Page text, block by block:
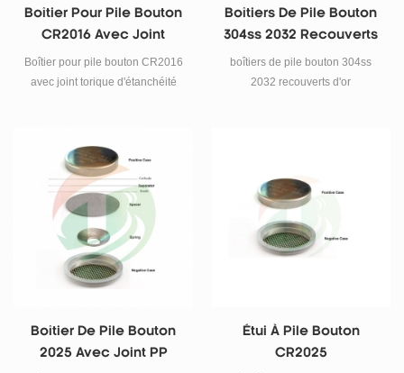
Boîtier Pour Pile Bouton
CR2016 Avec Joint
Torique D'étanchéité
Boîtier pour pile bouton CR2016
avec joint torique d'étanchéité
Boîtiers De Pile Bouton
304ss 2032 Recouverts
D'or Avec Entretoise Et
Ressort
boîtiers de pile bouton 304ss
2032 recouverts d'or
Boîtier De Pile Bouton
2025 Avec Joint PP
Étui À Pile Bouton
CR2025